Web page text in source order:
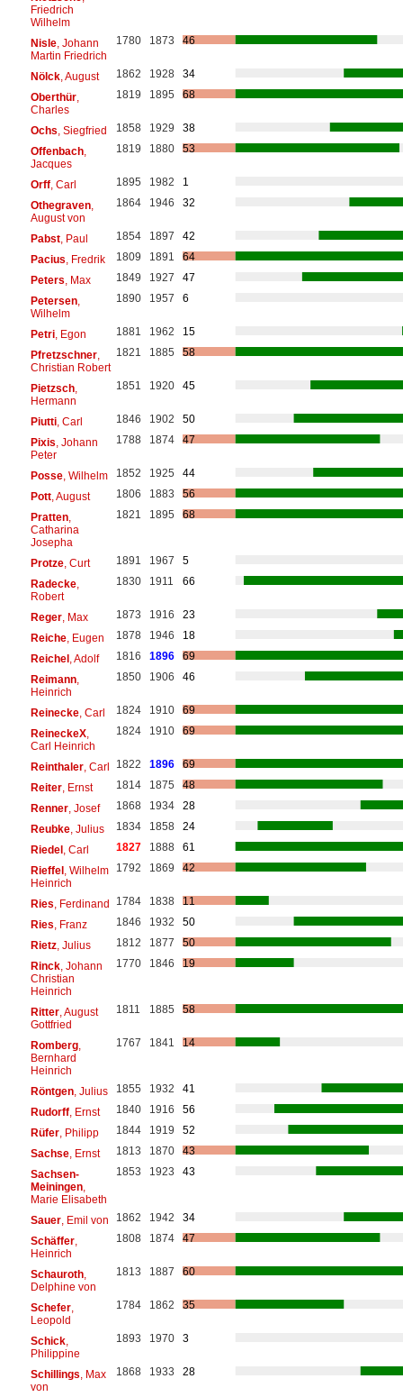
Friedrich
Wilhelm
Nisle, Johann
Martin Friedrich
1780 1873 46
Nölck, August 1862 1928
34
Oberthür,
Charles
1819 1895 68
Ochs , Siegfried 1858 1929
38
Offenbach,
Jacques
1819 1880 53
Orff, Carl 1895 1982
1
Othegraven,
August von
1864 1946 32
Pabst, Paul 1854 1897
42
Pacius , Fredrik 1809 1891
64
Peters , Max 1849 1927
47
Petersen,
Wilhelm
1890 1957 6
Petri, Egon 1881 1962
15
Pfretzschner,
Christian Robert
1821 1885 58
Pietzsch,
Hermann
1851 1920 45
Piutti, Carl 1846 1902
50
Pixis , Johann
Peter
1788 1874 47
Posse, Wilhelm 1852 1925
44
Pott, August 1806 1883
56
Pratten,
Catharina
Josepha
1821 1895 68
Protze, Curt 1891 1967
5
Radecke,
Robert
1830 1911 66
Reger, Max 1873 1916
23
Reiche, Eugen 1878 1946
18
Reichel, Adolf 1816 1896
69
Reimann,
Heinrich
1850 1906 46
Reinecke, Carl 1824 1910
69
ReineckeX,
Carl Heinrich
1824 1910 69
Reinthaler, Carl 1822 1896
69
Reiter, Ernst 1814 1875
48
Renner, Josef 1868 1934
28
Reubke, Julius 1834 1858
24
Riedel, Carl 1827 1888
61
Rieffel, Wilhelm
Heinrich
1792 1869 42
Ries , Ferdinand 1784 1838
11
Ries , Franz 1846 1932
50
Rietz, Julius 1812 1877
50
Rinck, Johann
Christian
Heinrich
1770 1846 19
Ritter, August
Gottfried
1811 1885 58
Romberg,
Bernhard
Heinrich
1767 1841 14
Röntgen, Julius 1855 1932
41
Rudorff, Ernst 1840 1916
56
Rüfer, Philipp 1844 1919
52
Sachse, Ernst 1813 1870
43
Sachsen-
Meiningen,
Marie Elisabeth
1853 1923 43
Sauer, Emil von 1862 1942
34
Schäffer,
Heinrich
1808 1874 47
Schauroth,
Delphine von
1813 1887 60
Schefer,
Leopold
1784 1862 35
Schick,
Philippine
1893 1970 3
Schillings , Max
von
1868 1933 28